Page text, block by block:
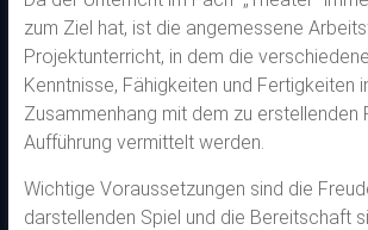
zum Ziel hat, ist die angemessene
Projektunterricht, in dem die
Kenntnisse, Fähigkeiten und Fertigkeiten
Zusammenhang mit dem zu erstellenden
Aufführung vermittelt werden.
Wichtige Voraussetzungen sind die
darstellenden Spiel und die Bereitschaft